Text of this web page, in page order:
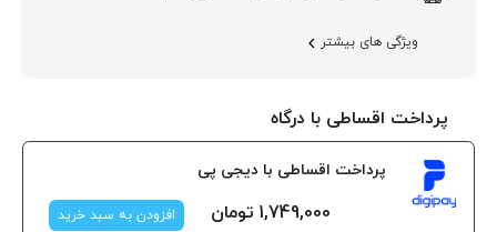
ویژگی های بیشتر
پرداخت اقساطی با درگاه
پرداخت اقساطی با دیجی پی
1,749,000 تومان افزودن به سبد خرید